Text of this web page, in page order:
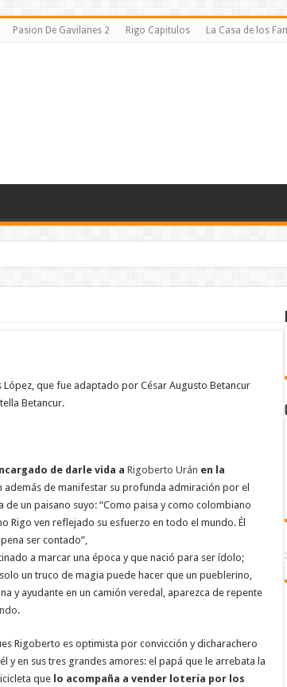
Pasion De Gavilanes 2 Rigo Capitulos La Casa de los
que fue adaptado por César Augusto Betancur
Betancur.
de darle vida a Rigoberto Urán en la
además de manifestar su profunda admiración por el
un paisano suyo: “Como paisa y como colombiano
Rigo ven reflejado su esfuerzo en todo el mundo. Él
ser contado”,
a marcar una época y que nació para ser ídolo;
un truco de magia puede hacer que un pueblerino,
y ayudante en un camión veredal, aparezca de repente
.
Rigoberto es optimista por convicción y dicharachero
y en sus tres grandes amores: el papá que le arrebata la
que lo acompaña a vender lotería por los